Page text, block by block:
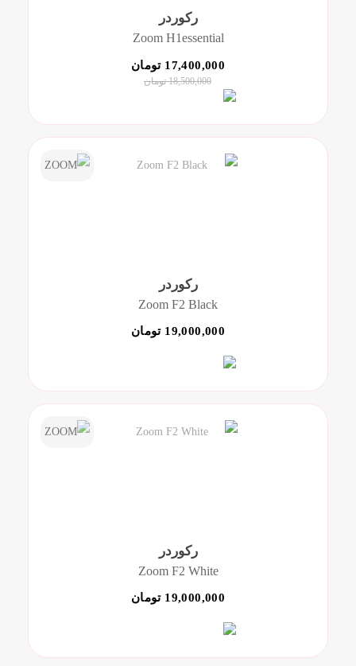
رکوردر
Zoom H1essential
17,400,000 تومان
18,500,000 تومان
رکوردر
Zoom F2 Black
19,000,000 تومان
رکوردر
Zoom F2 White
19,000,000 تومان